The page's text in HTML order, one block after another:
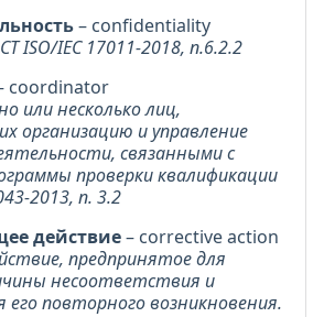
– confidentiality
ISO/IEC 17011-2018, п.6.2.2
coordinator
или несколько лиц,
организацию и управление
связанными с
проверки квалификации
2013, п. 3.2
действие– corrective action
предпринятое для
несоответствия и
его повторного возникновения.